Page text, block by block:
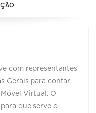
com representantes
Gerais para contar
Virtual. O
que serve o